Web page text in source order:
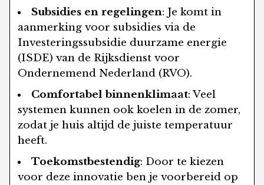
Subsidies en regelingen: Je komt in
aanmerking voor subsidies via de
Investeringssubsidie duurzame energie
(ISDE) van de Rijksdienst voor
Ondernemend Nederland (RVO).
Comfortabel binnenklimaat: Veel
systemen kunnen ook koelen in de zomer,
zodat je huis altijd de juiste temperatuur
heeft.
Toekomstbestendig: Door te kiezen
voor deze innovatie ben je voorbereid op